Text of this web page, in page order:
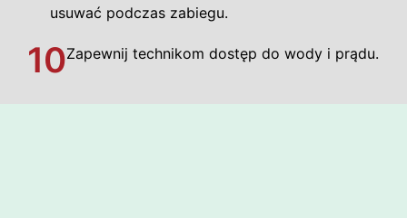
usuwać podczas zabiegu.
10Zapewnij technikom dostęp do wody i prądu.